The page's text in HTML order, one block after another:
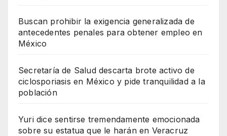
Buscan prohibir la exigencia generalizada de
antecedentes penales para obtener empleo en
México
Secretaría de Salud descarta brote activo de
ciclosporiasis en México y pide tranquilidad a la
población
Yuri dice sentirse tremendamente emocionada
sobre su estatua que le harán en Veracruz